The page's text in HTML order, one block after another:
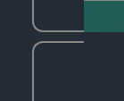
les